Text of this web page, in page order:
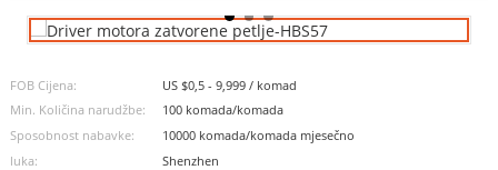
FOB Cijena:
US $0,5 - 9,999 / komad
Min. Količina narudžbe:
100 komada/komada
Sposobnost nabavke:
10000 komada/komada mjesečno
luka:
Shenzhen